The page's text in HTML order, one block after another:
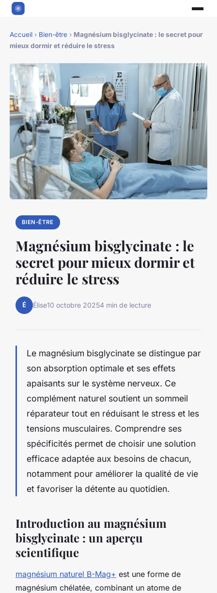
Accueil › Bien-être › Magnésium bisglycinate : le secret pour
mieux dormir et réduire le stress
BIEN-ÊTRE
Magnésium bisglycinate : le
secret pour mieux dormir et
réduire le stress
É Élise10 octobre 20254 min de lecture
Le magnésium bisglycinate se distingue par
son absorption optimale et ses effets
apaisants sur le système nerveux. Ce
complément naturel soutient un sommeil
réparateur tout en réduisant le stress et les
tensions musculaires. Comprendre ses
spécificités permet de choisir une solution
efficace adaptée aux besoins de chacun,
notamment pour améliorer la qualité de vie
et favoriser la détente au quotidien.
Introduction au magnésium
bisglycinate : un aperçu
scientifique
magnésium naturel B-Mag+ est une forme de
magnésium chélatée, combinant un atome de